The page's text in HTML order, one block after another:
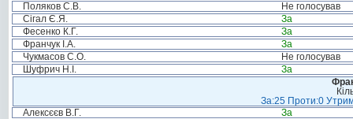
Поляков С.В.
Не голосував
Сігал Є.Я.
За
Фесенко К.Г.
За
Франчук І.А.
За
Чукмасов С.О.
Не голосував
Шуфрич Н.І.
За
За:25 Проти:0
Алексєєв В.Г.
За